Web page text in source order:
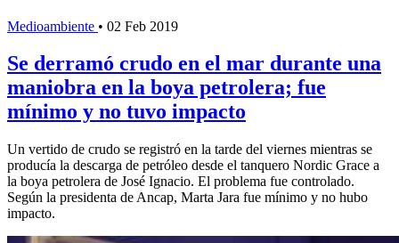
Medioambiente • 02 Feb 2019
Se derramó crudo en el mar durante una
maniobra en la boya petrolera; fue
mínimo y no tuvo impacto
Un vertido de crudo se registró en la tarde del viernes mientras se
producía la descarga de petróleo desde el tanquero Nordic Grace a
la boya petrolera de José Ignacio. El problema fue controlado.
Según la presidenta de Ancap, Marta Jara fue mínimo y no hubo
impacto.